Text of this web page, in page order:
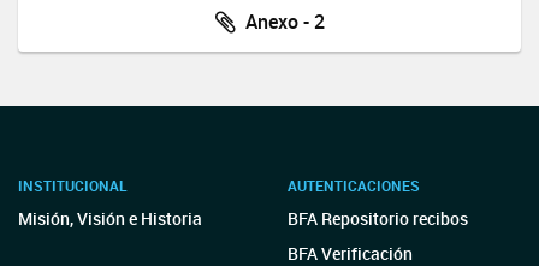
Anexo - 2
INSTITUCIONAL
Misión, Visión e Historia
AUTENTICACIONES
BFA Repositorio recibos
BFA Verificación